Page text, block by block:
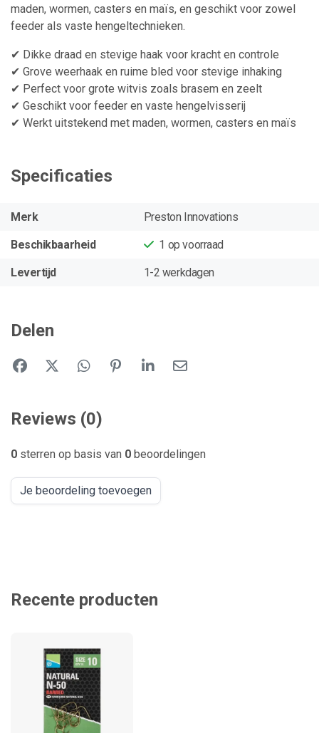
maden, wormen, casters en maïs, en geschikt voor zowel
feeder als vaste hengeltechnieken.
✔ Dikke draad en stevige haak voor kracht en controle
✔ Grove weerhaak en ruime bled voor stevige inhaking
✔ Perfect voor grote witvis zoals brasem en zeelt
✔ Geschikt voor feeder en vaste hengelvisserij
✔ Werkt uitstekend met maden, wormen, casters en maïs
Specificaties
Merk Preston Innovations
Beschikbaarheid 1 op voorraad
Levertijd 1-2 werkdagen
Delen
Reviews (0)
0 sterren op basis van 0 beoordelingen
Je beoordeling toevoegen
Recente producten